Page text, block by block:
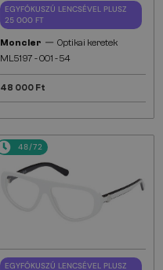
EGYFÓKUSZÚ LENCSÉVEL PLUSZ
25 000 FT
Moncler — Optikai keretek
ML5197 - 001 - 54
48 000 Ft
48/72
EGYFÓKUSZÚ LENCSÉVEL PLUSZ